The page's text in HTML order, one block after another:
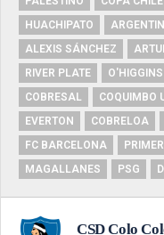
HUACHIPATO
ALEXIS SÁNCHEZ
RIVER PLATE
O'HIGGINS
COBRESAL
COQUIMBO
EVERTON
COBRELOA
FC BARCELONA
MAGALLANES
PSG